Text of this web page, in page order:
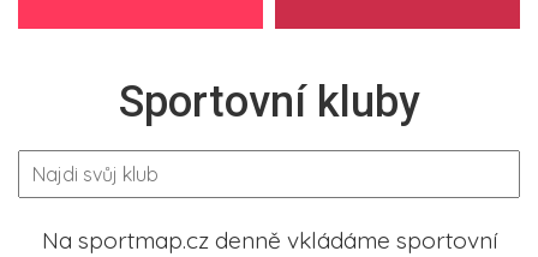
Sportovní kluby
Na sportmap.cz denně vkládáme sportovní